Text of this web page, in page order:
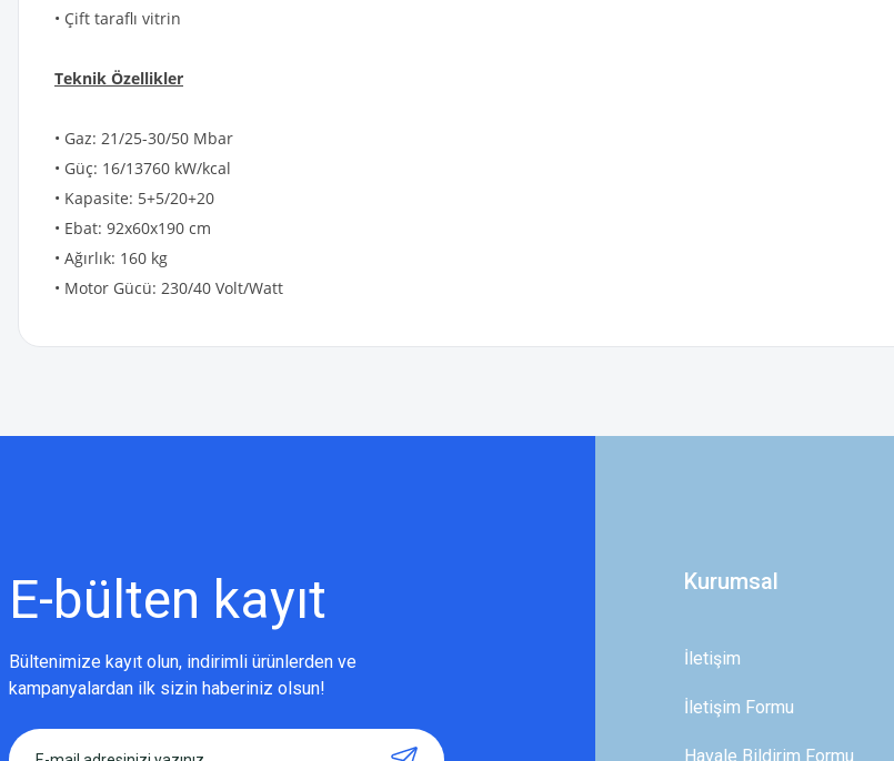
• Çift taraflı vitrin
Teknik Özellikler
• Gaz: 21/25-30/50 Mbar
• Güç: 16/13760 kW/kcal
• Kapasite: 5+5/20+20
• Ebat: 92x60x190 cm
• Ağırlık: 160 kg
• Motor Gücü: 230/40 Volt/Watt
Bu ürüne ilk yorumu siz yapın!
Bu ürüne benzer farklı alternatifler olmalı.
Gönder
E-bülten kayıt
Bültenimize kayıt olun, indirimli ürünlerden ve
kampanyalardan ilk sizin haberiniz olsun!
Kurumsal
İletişim
İletişim Formu
Havale Bildirim Formu